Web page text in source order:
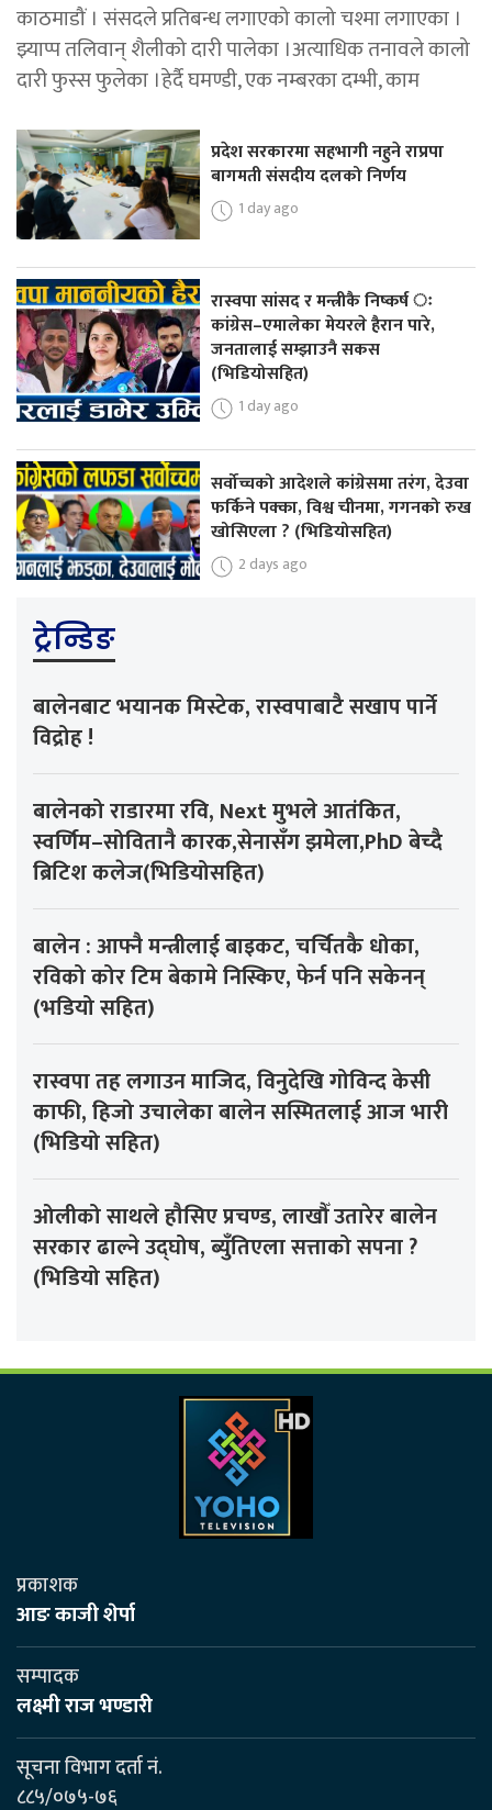
काठमाडौं । संसदले प्रतिबन्ध लगाएको कालो चश्मा लगाएका ।
झ्याप्प तलिवान् शैलीको दारी पालेका ।अत्याधिक तनावले कालो
दारी फुस्स फुलेका ।हेर्दै घमण्डी, एक नम्बरका दम्भी, काम
प्रदेश सरकारमा सहभागी नहुने राप्रपा
बागमती संसदीय दलको निर्णय
1 day ago
रास्वपा सांसद र मन्त्रीकै निष्कर्ष ः
कांग्रेस–एमालेका मेयरले हैरान पारे,
जनतालाई सम्झाउनै सकस
(भिडियोसहित)
1 day ago
सर्वोच्चको आदेशले कांग्रेसमा तरंग, देउवा
फर्किने पक्का, विश्व चीनमा, गगनको रुख
खोसिएला ? (भिडियोसहित)
2 days ago
ट्रेन्डिङ
बालेनबाट भयानक मिस्टेक, रास्वपाबाटै सखाप पार्ने
विद्रोह !
बालेनको राडारमा रवि, Next मुभले आतंकित,
स्वर्णिम–सोवितानै कारक,सेनासँग झमेला,PhD बेच्दै
ब्रिटिश कलेज(भिडियोसहित)
बालेन : आफ्नै मन्त्रीलाई बाइकट, चर्चितकै धोका,
रविको कोर टिम बेकामे निस्किए, फेर्न पनि सकेनन्
(भडियो सहित)
रास्वपा तह लगाउन माजिद, विनुदेखि गोविन्द केसी
काफी, हिजो उचालेका बालेन सस्मितलाई आज भारी
(भिडियो सहित)
ओलीको साथले हौसिए प्रचण्ड, लाखौँ उतारेर बालेन
सरकार ढाल्ने उद्घोष, ब्युँतिएला सत्ताको सपना ?
(भिडियो सहित)
प्रकाशक
आङ काजी शेर्पा
सम्पादक
लक्ष्मी राज भण्डारी
सूचना विभाग दर्ता नं.
८८५/०७५-७६